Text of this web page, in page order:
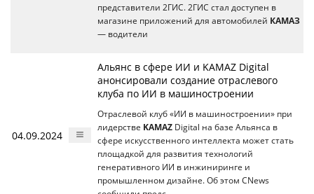
представители 2ГИС. 2ГИС стал доступен в
магазине приложений для автомобилей КАМАЗ
— водители
04.09.2024
Альянс в сфере ИИ и KAMAZ Digital
анонсировали создание отраслевого
клуба по ИИ в машиностроении
Отраслевой клуб «ИИ в машиностроении» при
лидерстве KAMAZ Digital на базе Альянса в
сфере искусственного интеллекта может стать
площадкой для развития технологий
генеративного ИИ в инжиниринге и
промышленном дизайне. Об этом CNews